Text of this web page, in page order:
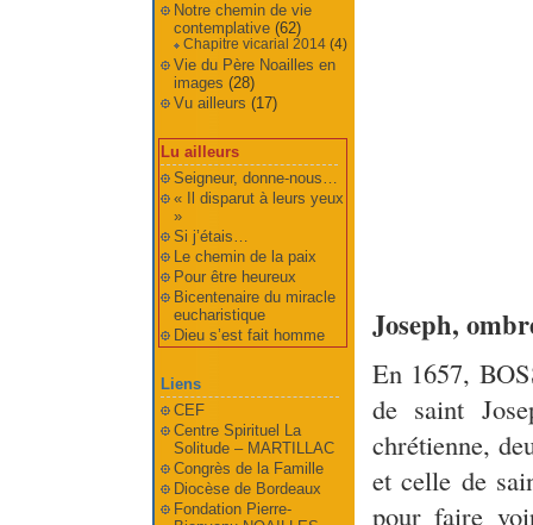
Joseph,
En 1657,
de saint
chrétienne,
et celle de
pour faire
Notre chemin de vie
contemplative(62)
Chapitre vicarial 2014(4)
Vie du Père Noailles en
images (28)
Vu ailleurs (17)
Lu ailleurs
Seigneur, donne-nous…
« Il disparut à leurs yeux
»
Si j’étais…
Le chemin de la paix
Pour être heureux
Bicentenaire du miracle
eucharistique
Dieu s’est fait homme
Liens
CEF
Centre Spirituel La
Solitude – MARTILLAC
Congrès de la Famille
Diocèse de Bordeaux
Fondation Pierre-